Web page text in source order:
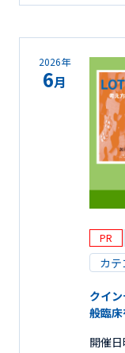
2026年
6月
PR
カ
クイ
般臨
開催